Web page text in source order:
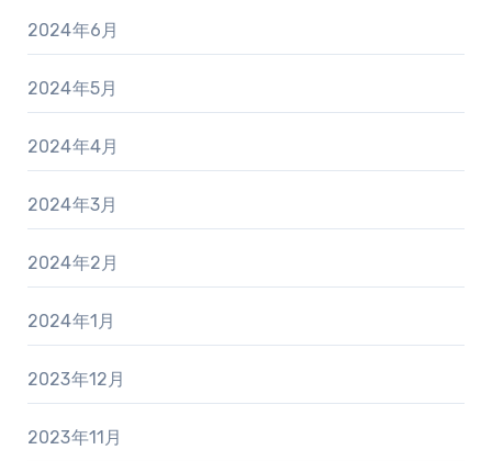
2024年6月
2024年5月
2024年4月
2024年3月
2024年2月
2024年1月
2023年12月
2023年11月